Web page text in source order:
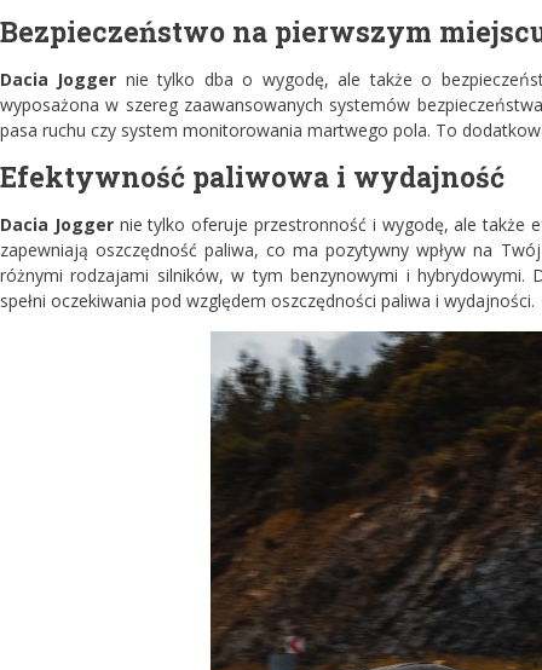
Bezpieczeństwo na pierwszym
Dacia Jogger nie tylko dba o wygodę, ale także o
wyposażona w szereg zaawansowanych systemów
pasa ruchu czy system monitorowania martwego pola. To
Efektywność paliwowa i wydajność
Dacia Joggernie tylko oferuje przestronność i wygodę, ale także
zapewniają oszczędność paliwa, co ma pozytywny wpływ na
różnymi rodzajami silników, w tym benzynowymi i
spełni oczekiwania pod względem oszczędności paliwa i wydajności.